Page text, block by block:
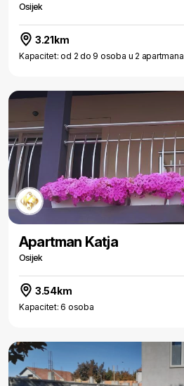
Osijek
3.21km
Kapacitet: od 2 do 9 osoba u 2 apartmana
Apartman Katja
Osijek
3.54km
Kapacitet: 6 osoba